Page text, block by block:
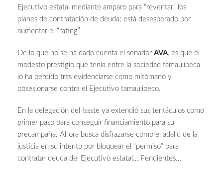
Ejecutivo estatal mediante amparo para “reventar” los
planes de contratación de deuda; está desesperado por
aumentar el “rating”.
De lo que no se ha dado cuenta el senador AVA, es que el
modesto prestigio que tenía entre la sociedad tamaulipeca
lo ha perdido tras evidenciarse como mitómano y
obsesionarse contra el Ejecutivo tamaulipeco.
En la delegación del Issste ya extendió sus tentáculos como
primer paso para conseguir financiamiento para su
precampaña. Ahora busca disfrazarse como el adalid de la
justicia en su intento por bloquear el “permiso” para
contratar deuda del Ejecutivo estatal… Pendientes…